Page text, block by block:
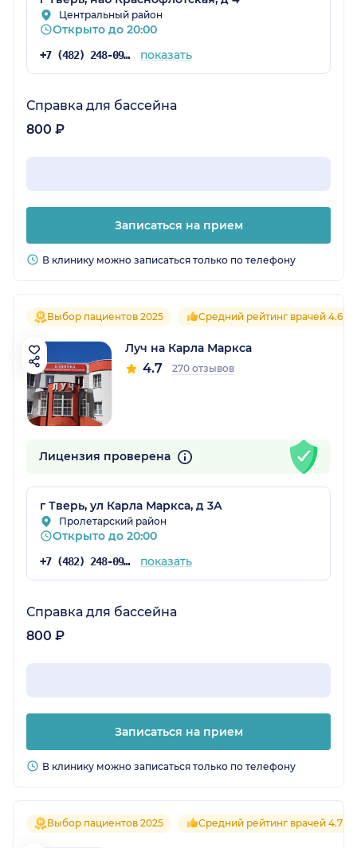
Центральный район
Открыто до 20:00
+7 (482) 248-09-72 показать
Справка для бассейна
800 ₽
Записаться на прием
В клинику можно записаться только по телефону
Выбор пациентов 2025 Средний рейтинг врачей 4.6
Луч на Карла Маркса
4.7 270 отзывов
Лицензия проверена
г Тверь, ул Карла Маркса, д 3А
Пролетарский район
Открыто до 20:00
+7 (482) 248-09-72 показать
Справка для бассейна
800 ₽
Записаться на прием
В клинику можно записаться только по телефону
Выбор пациентов 2025 Средний рейтинг врачей 4.7